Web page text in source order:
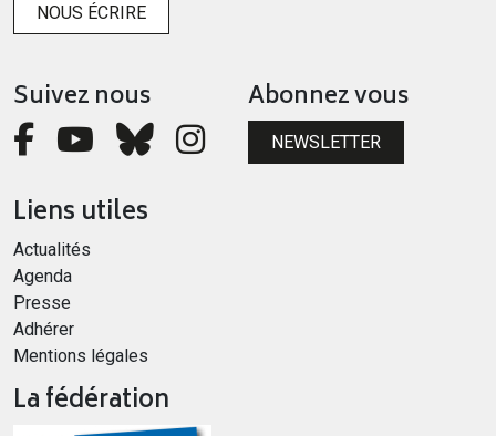
NOUS ÉCRIRE
Suivez nous Abonnez vous
NEWSLETTER
Liens utiles
Actualités
Agenda
Presse
Adhérer
Mentions légales
La fédération